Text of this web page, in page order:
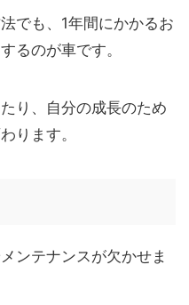
でも、1年間にかかるお
るのが車です。
り、自分の成長のため
ります。
ンテナンスが欠かせま